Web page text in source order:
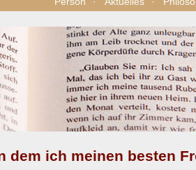
dem ich meinen besten